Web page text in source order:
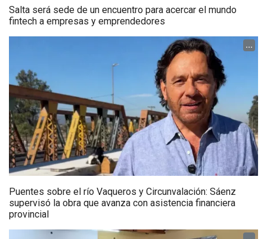
Salta será sede de un encuentro para acercar el mundo
fintech a empresas y emprendedores
...
Puentes sobre el río Vaqueros y Circunvalación: Sáenz
supervisó la obra que avanza con asistencia financiera
provincial